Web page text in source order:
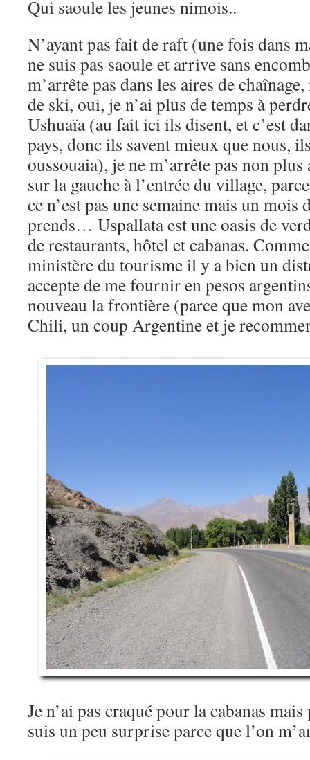
Qui saoule les jeunes nimois..
N’ayant pas fait de raft (une fois dans
ne suis pas saoule et arrive sans
m’arrête pas dans les aires de
de ski, oui, je n’ai plus de temps à
Ushuaïa (au fait ici ils disent, et c’est
pays, donc ils savent mieux que nous,
oussouaia), je ne m’arrête pas non
sur la gauche à l’entrée du village,
ce n’est pas une semaine mais un mois
prends… Uspallata est une oasis de
de restaurants, hôtel et cabanas.
ministère du tourisme il y a bien un
accepte de me fournir en pesos
nouveau la frontière (parce que mon
Chili, un coup Argentine et je
Je n’ai pas craqué pour la cabanas
suis un peu surprise parce que l’on